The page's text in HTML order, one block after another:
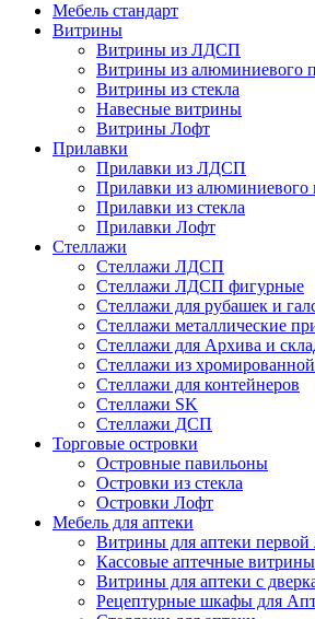
Мебель стандарт
Витрины
Витрины из ЛДСП
Витрины из алюминиевого
Витрины из стекла
Навесные витрины
Витрины Лофт
Прилавки
Прилавки из ЛДСП
Прилавки из алюминиевого
Прилавки из стекла
Прилавки Лофт
Стеллажи
Стеллажи ЛДСП
Стеллажи ЛДСП фигурные
Стеллажи для рубашек и
Стеллажи металлические
Стеллажи для Архива и
Стеллажи из
Стеллажи для контейнеров
Стеллажи SK
Стеллажи ДСП
Торговые островки
Островные павильоны
Островки из стекла
Островки Лофт
Мебель для аптеки
Витрины для аптеки первой
Кассовые аптечные витрины
Витрины для аптеки с
Рецептурные шкафы для